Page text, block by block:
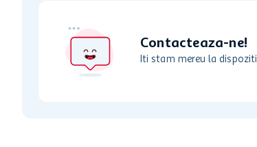
Contacteaza-ne!
Iti stam mereu la